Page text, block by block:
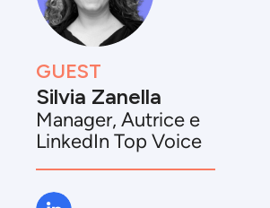
GUEST
Silvia Zanella
Manager, Autrice e
LinkedIn Top Voice